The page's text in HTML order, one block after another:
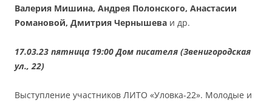
Валерия Мишина, Андрея Полонского, Анастасии
Романовой, Дмитрия Чернышева и др.
17.03.23 пятница 19:00 Дом писателя (Звенигородская
ул., 22)
Выступление участников ЛИТО «Уловка-22». Молодые и